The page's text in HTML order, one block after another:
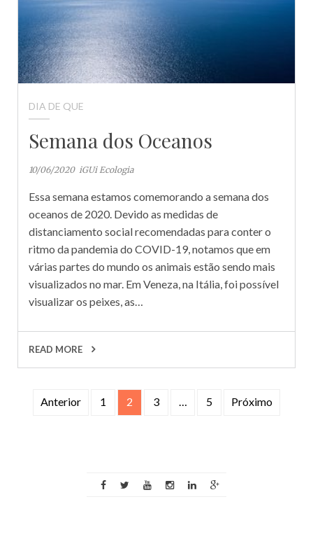
DIA DE QUE
Semana dos Oceanos
10/06/2020 iGUi Ecologia
Essa semana estamos comemorando a semana dos
oceanos de 2020. Devido as medidas de
distanciamento social recomendadas para conter o
ritmo da pandemia do COVID-19, notamos que em
várias partes do mundo os animais estão sendo mais
visualizados no mar. Em Veneza, na Itália, foi possível
visualizar os peixes, as…
READ MORE
Navegação
Anterior 1 2 3 … 5 Próximo